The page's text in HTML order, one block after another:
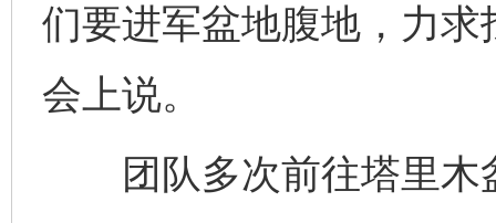
们要进军盆地腹地，力求
会上说。
团队多次前往塔里木